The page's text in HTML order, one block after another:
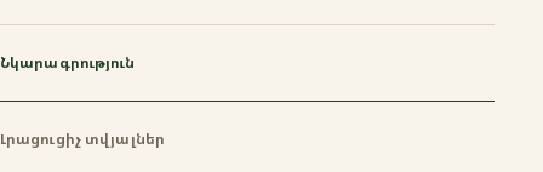
Նկարագրություն
Լրացուցիչ տվյալներ